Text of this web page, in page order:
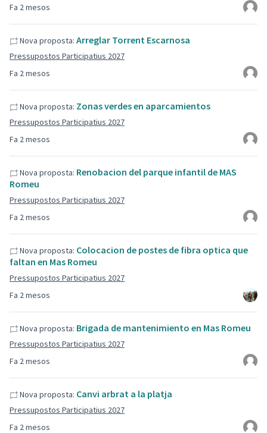
Fa 2 mesos
Fa 2 mesos
Nova proposta: Arreglar Torrent Escarnosa
Pressupostos Participatius 2027
Fa 2 mesos
Nova proposta: Zonas verdes en aparcamientos
Pressupostos Participatius 2027
Fa 2 mesos
Nova proposta: Renobacion del parque infantil de MAS
Romeu
Pressupostos Participatius 2027
Fa 2 mesos
Nova proposta: Colocacion de postes de fibra optica que
faltan en Mas Romeu
Pressupostos Participatius 2027
Fa 2 mesos
Nova proposta: Brigada de mantenimiento en Mas Romeu
Pressupostos Participatius 2027
Fa 2 mesos
Nova proposta: Canvi arbrat a la platja
Pressupostos Participatius 2027